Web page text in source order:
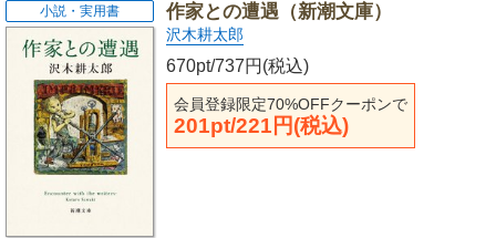
作家との遭遇（新潮文庫）
沢木耕太郎
670pt/737円(税込)
会員登録限定70%OFFクーポンで
201pt/221円(税込)
小説・実用書